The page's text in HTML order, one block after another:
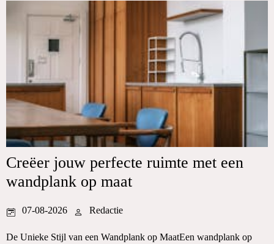
Creëer jouw perfecte ruimte met een
wandplank op maat
07-08-2026 Redactie
De Unieke Stijl van een Wandplank op MaatEen wandplank op